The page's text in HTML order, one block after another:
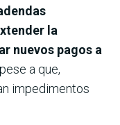
la
nuevos pagos a
a que,
impedimentos